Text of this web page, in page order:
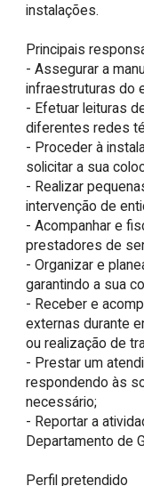
instalações.
Principais
- Assegurar a
infraestruturas do
- Efetuar leituras
diferentes redes
- Proceder à
solicitar a sua
- Realizar
intervenção de
- Acompanhar e
prestadores de
- Organizar e
garantindo a sua
- Receber e
externas durante
ou realização de
- Prestar um
respondendo às
necessário;
- Reportar a
Departamento de
Perfil pretendido